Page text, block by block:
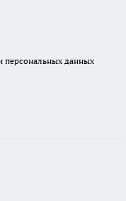
персональных данных